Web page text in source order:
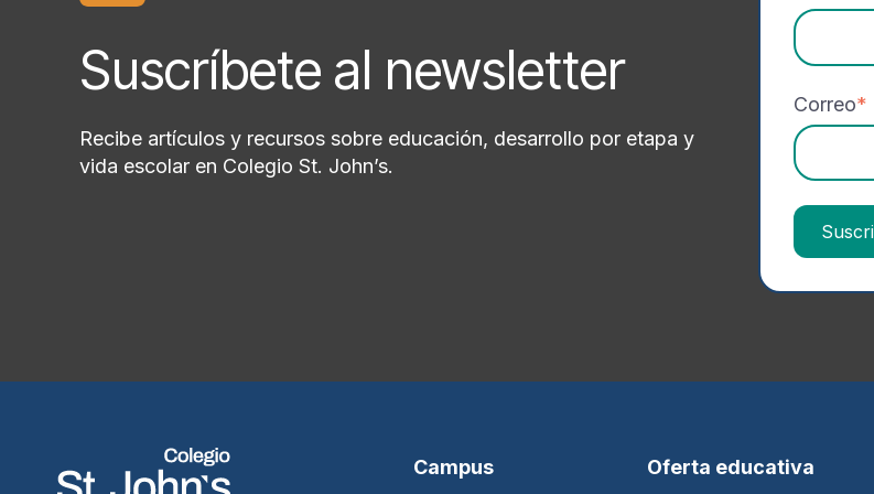
Suscríbete al newsletter
Recibe artículos y recursos sobre educación, desarrollo por etapa y
vida escolar en Colegio St. John’s.
Correo*
Campus Oferta educativa